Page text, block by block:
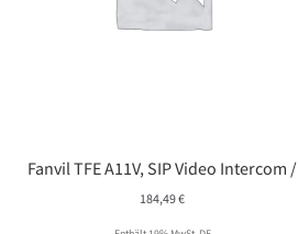
Fanvil TFE A11V, SIP Video Intercom /
184,49€